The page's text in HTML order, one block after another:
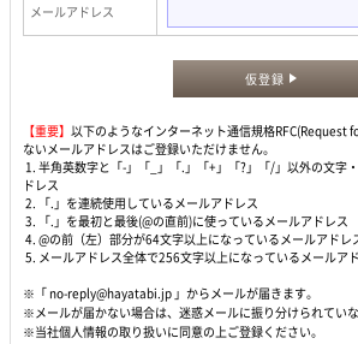
メールアドレス
仮登録
【重要】 以下のようなインターネット通信規格RFC(Request
ないメールアドレスはご登録いただけません。
1. 半角英数字と「-」「_」「.」「+」「?」「/」以外の文字
ドレス
2. 「.」を連続使用しているメールアドレス
3. 「.」を最初と最後(@の直前)に使っているメールアドレス
4. @の前（左）部分が64文字以上になっているメールアドレ
5. メールアドレス全体で256文字以上になっているメールア
※「 no-reply@hayatabi.jp 」からメールが届きます。
※メールが届かない場合は、迷惑メールに振り分けられてい
※当社個人情報の取り扱いに同意の上ご登録ください。